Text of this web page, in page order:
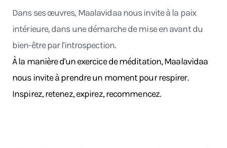
Dans ses œuvres, Maalavidaa nous invite à la paix
intérieure, dans une démarche de mise en avant du
bien-être par l'introspection.
À la manière d'un exercice de méditation, Maalavidaa
nous invite à prendre un moment pour respirer.
Inspirez, retenez, expirez, recommencez.